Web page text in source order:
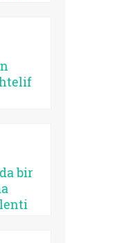
ve
bir